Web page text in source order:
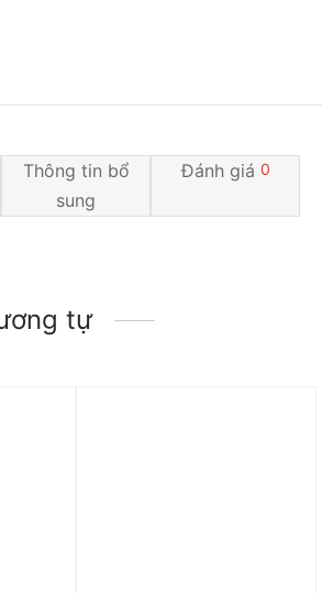
Thông tin bổ
sung
Đánh giá 0
tự